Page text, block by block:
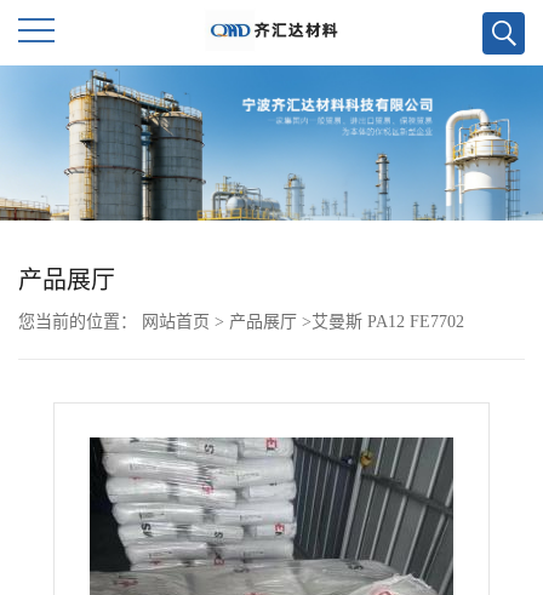
首
页
公
产品展厅
您当前的位置： 网站首页 > 产品展厅 >艾曼斯 PA12 FE7702